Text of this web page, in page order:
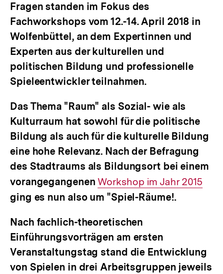
Fragen standen im Fokus des
Fachworkshops vom 12.-14. April 2018 in
Wolfenbüttel, an dem Expertinnen und
Experten aus der kulturellen und
politischen Bildung und professionelle
Spieleentwickler teilnahmen.
Das Thema "Raum" als Sozial- wie als
Kulturraum hat sowohl für die politische
Bildung als auch für die kulturelle Bildung
eine hohe Relevanz. Nach der Befragung
des Stadtraums als Bildungsort bei einem
vorangegangenenInterner
Link:
Workshop im Jahr 2015
ging es nun also um "Spiel-Räume!.
Nach fachlich-theoretischen
Einführungsvorträgen am ersten
Veranstaltungstag stand die Entwicklung
von Spielen in drei Arbeitsgruppen jeweils